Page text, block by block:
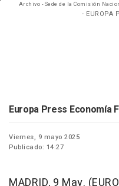
Archivo - Sede de la Comisión
- EUROPA
Europa Press Economía
Viernes, 9 mayo 2025
Publicado: 14:27